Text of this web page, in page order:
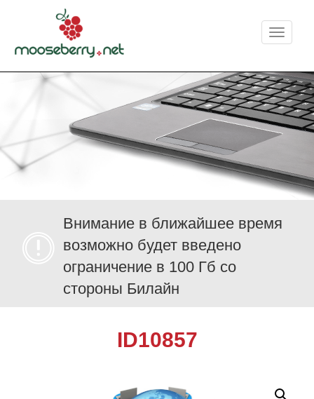
Меню
Внимание в ближайшее время
возможно будет введено
ограничение в 100 Гб со
стороны Билайн
ID10857